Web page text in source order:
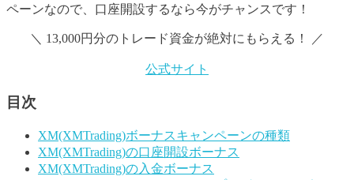
ペーンなので、口座開設するなら今がチャンスです！
＼ 13,000円分のトレード資金が絶対にもらえる！ ／
公式サイト
目次
XM(XMTrading)ボーナスキャンペーンの種類
XM(XMTrading)の口座開設ボーナス
XM(XMTrading)の入金ボーナス